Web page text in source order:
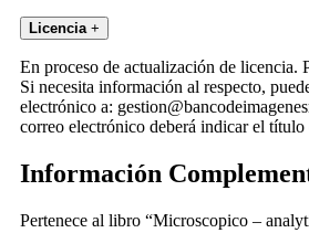
Licencia +
En proceso de actualización de licencia.
Si necesita información al respecto,
electrónico a:
correo electrónico deberá indicar el
Información
Pertenece al libro “Microscopico –